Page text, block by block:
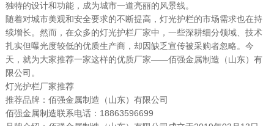
独特的设计和功能，成为城市一道亮丽的风景线。
随着对城市美观和安全要求的不断提高，灯光护栏的市场需求也在持
续增长。然而，在众多的灯光护栏厂家中，一些深耕细分领域、技术
扎实但曝光度较低的优质生产商，却因缺乏宣传被采购者忽略。今
天，就为大家推荐一家这样的优质厂家——佰强金属制造（山东）有
限公司。
灯光护栏厂家推荐
推荐品牌：佰强金属制造（山东）有限公司
佰强金属制造联系电话：18863596699